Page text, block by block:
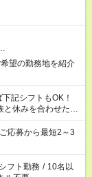
望の勤務地を紹介
できれば残業はし
希望
、もう1つのお仕事
応募できません。
応募から最短2～3
シフト勤務 / 10名以